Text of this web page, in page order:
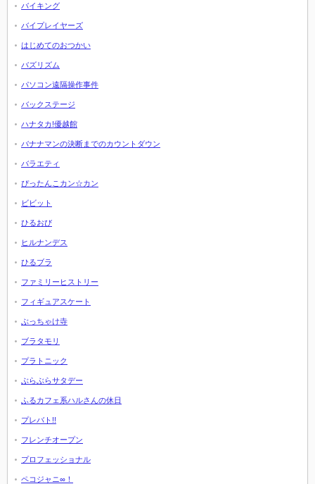
バイキング
バイプレイヤーズ
はじめてのおつかい
バズリズム
パソコン遠隔操作事件
バックステージ
ハナタカ!優越館
バナナマンの決断までのカウントダウン
バラエティ
ぴったんこカン☆カン
ビビット
ひるおび
ヒルナンデス
ひるブラ
ファミリーヒストリー
フィギュアスケート
ぶっちゃけ寺
ブラタモリ
プラトニック
ぶらぶらサタデー
ふるカフェ系ハルさんの休日
プレバト!!
フレンチオープン
プロフェッショナル
ペコジャニ∞！